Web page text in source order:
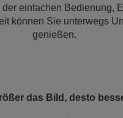
der einfachen Bedienung,
können Sie unterwegs
genießen.
das Bild, desto